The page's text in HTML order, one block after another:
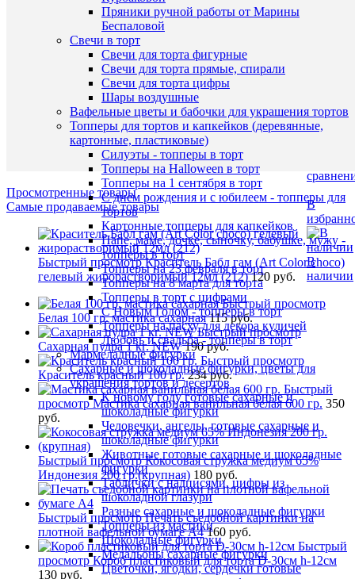
Пряники ручной работы от Марины
Беспаловой
Свечи в торт
Свечи для торта фигурные
Свечи для торта прямые, спирали
Свечи для торта цифры
Шары воздушные
Вафельные цветы и бабочки для украшения тортов
Топперы для тортов и капкейков (деревянные,
картонные, пластиковые)
Силуэты - топперы в торт
Топперы на Halloween в торт
Топперы на 1 сентября в торт
С днем рождения и с юбилеем - топперы для
тортов
Картонные топперы для капкейков
Папе, маме, дочке, сыночку, бабушке, мужу -
топперы в торт
Топперы на 23 февраля в торт
Топперы на 8 марта для торта
Топперы в торт с цифрами
С Новым Годом - топперы в торт
Топперы на пасху для декора куличей
Любовь и свадьба - топперы в торт
Мармеладные фигурки
Сахарные и шоколадные фигурки, цветы для
украшения тортов и десертов
К новому году готовые сахарные и
шоколадные фигурки
Человечки, ангелы, готовые сахарные и
шоколадные фигурки
Животные готовые сахарные и шоколадные
фигурки
Таблички с надписями, цифры из
шоколадной глазури
Разные сахарные и шоколадные фигурки
Топперы из мастики
Шоколадные фигурки
Медальоны сахарные фигурки
Цветочки, ягодки, сердечки готовые
1
клик
В
В
наличии
склад
Просмотренные товары
Самые продаваемые товары
Быстрый просмотр Краситель Бабл гам (Art Color choco)
гелевый жирорастворимый 12мл (212) 120 руб.
Быстрый просмотр
Белая 100 гр. мастика сахарная 115 руб.
Быстрый просмотр
Сахарная пудра 1 кг. NEW 190 руб.
Быстрый просмотр
Краситель красный 100 гр. 234 руб.
Быстрый
просмотр Мастика сахарная ванильная белая 600 гр. 350
руб.
Быстрый просмотр Кокосовая стружка медиум 65%
Индонезия 200 гр.(крупная) 180 руб.
Быстрый просмотр Печать съедобной картинки на
плотной вафельной бумаге А4 160 руб.
Быстрый
просмотр Короб пластиковый для торта D-30см h-12см
130 руб.